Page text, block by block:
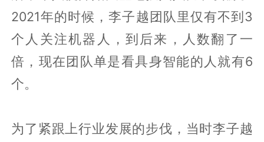
2021年的时候，李子越团队里仅有不到3
个人关注机器人，到后来，人数翻了一
倍，现在团队单是看具身智能的人就有6
个。
为了紧跟上行业发展的步伐，当时李子越